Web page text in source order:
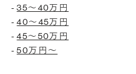
-35〜40万円
-40〜45万円
-45〜50万円
-50万円〜